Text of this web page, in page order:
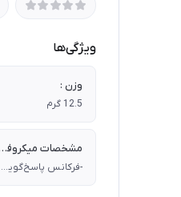
ویژگی‌ها
وزن :
12.5 گرم
مشخصات
-فرکانس پاسخ‌گویی میکروفون 50 هرتز تا 10 کیلوهرتز-حساسیت 44- دسی‌بل-نسبت سیگنال به نویز میکروفون 55 دسی‌بل-محل قرارگیری میکروفون : بر روی کابل